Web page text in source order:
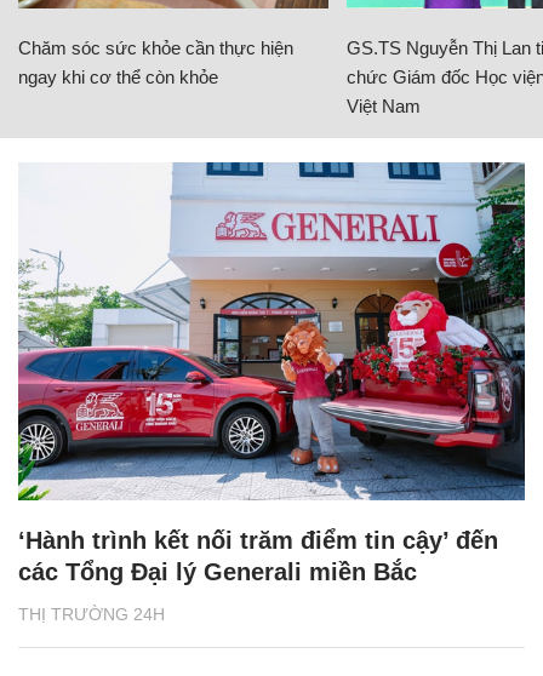
Chăm sóc sức khỏe cần thực hiện
ngay khi cơ thể còn khỏe
GS.TS Nguyễn Thị Lan
chức Giám đốc Học
Việt Nam
THỊ TRƯỜNG 24H
‘Hành trình kết nối trăm điểm tin cậy’ đến
các Tổng Đại lý Generali miền Bắc